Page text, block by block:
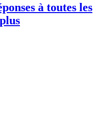
à toutes les